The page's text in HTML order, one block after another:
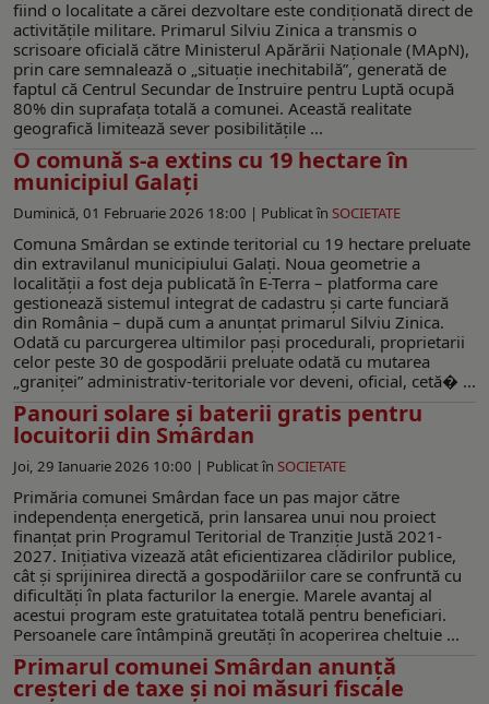
fiind o localitate a cărei dezvoltare este condiționată direct de
activitățile militare. Primarul Silviu Zinica a transmis o
scrisoare oficială către Ministerul Apărării Naționale (MApN),
prin care semnalează o „situație inechitabilă”, generată de
faptul că Centrul Secundar de Instruire pentru Luptă ocupă
80% din suprafața totală a comunei. Această realitate
geografică limitează sever posibilitățile ...
O comună s-a extins cu 19 hectare în
municipiul Galaţi
Duminică, 01 Februarie 2026 18:00 | Publicat în SOCIETATE
Comuna Smârdan se extinde teritorial cu 19 hectare preluate
din extravilanul municipiului Galaţi. Noua geometrie a
localităţii a fost deja publicată în E-Terra – platforma care
gestionează sistemul integrat de cadastru și carte funciară
din România – după cum a anunţat primarul Silviu Zinica.
Odată cu parcurgerea ultimilor paşi procedurali, proprietarii
celor peste 30 de gospodării preluate odată cu mutarea
„graniţei” administrativ-teritoriale vor deveni, oficial, cetă� ...
Panouri solare și baterii gratis pentru
locuitorii din Smârdan
Joi, 29 Ianuarie 2026 10:00 | Publicat în SOCIETATE
Primăria comunei Smârdan face un pas major către
independența energetică, prin lansarea unui nou proiect
finanțat prin Programul Teritorial de Tranziție Justă 2021-
2027. Inițiativa vizează atât eficientizarea clădirilor publice,
cât și sprijinirea directă a gospodăriilor care se confruntă cu
dificultăți în plata facturilor la energie. Marele avantaj al
acestui program este gratuitatea totală pentru beneficiari.
Persoanele care întâmpină greutăți în acoperirea cheltuie ...
Primarul comunei Smârdan anunță
creșteri de taxe și noi măsuri fiscale